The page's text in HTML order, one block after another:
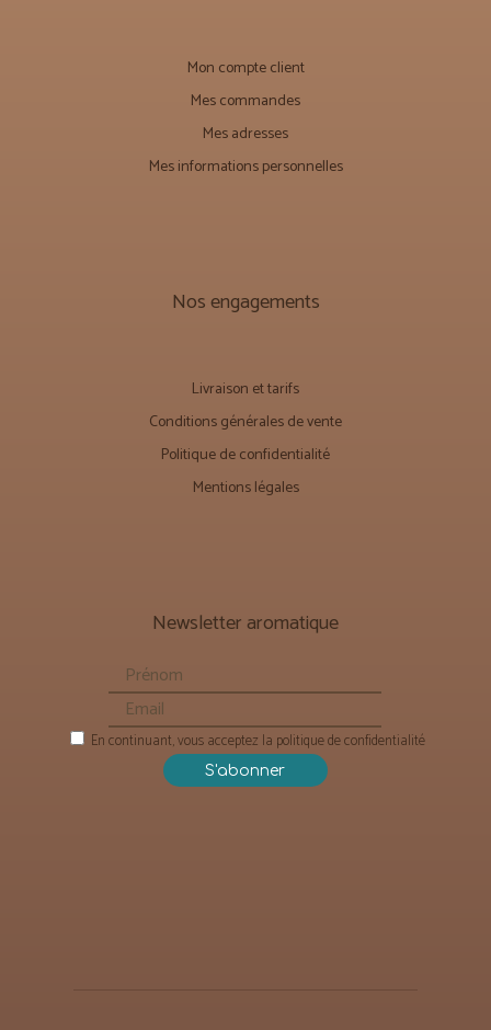
Mon compte client
Mes commandes
Mes adresses
Mes informations personnelles
Nos engagements
Livraison et tarifs
Conditions générales de vente
Politique de confidentialité
Mentions légales
Newsletter aromatique
En continuant, vous acceptez la politique de confidentialité